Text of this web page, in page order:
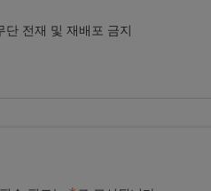
단 전재 및 재배포 금지